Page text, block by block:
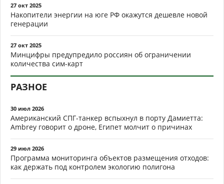
27 окт 2025
Накопители энергии на юге РФ окажутся дешевле новой
генерации
27 окт 2025
Минцифры предупредило россиян об ограничении
количества сим-карт
РАЗНОЕ
30 июл 2026
Американский СПГ-танкер вспыхнул в порту Дамиетта:
Ambrey говорит о дроне, Египет молчит о причинах
29 июл 2026
Программа мониторинга объектов размещения отходов:
как держать под контролем экологию полигона